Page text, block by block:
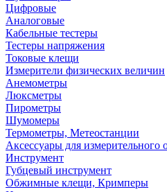
Цифровые
Аналоговые
Кабельные тестеры
Тестеры напряжения
Токовые клещи
Измерители физических величин
Анемометры
Люксметры
Пирометры
Шумомеры
Термометры, Метеостанции
Аксессуары для измерительного
Инструмент
Губцевый инструмент
Обжимные клещи, Кримперы